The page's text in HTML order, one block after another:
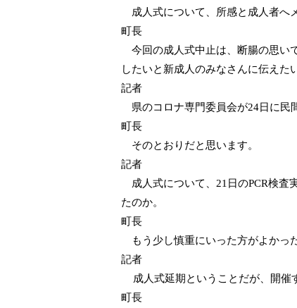
成人式について、所感と成人者へ
町長
今回の成人式中止は、断腸の思い
したいと新成人のみなさんに伝えた
記者
県のコロナ専門委員会が24日に民
町長
そのとおりだと思います。
記者
成人式について、 21 日のPCR検査
たのか。
町長
もう少し慎重にいった方がよかっ
記者
成人式延期ということだが、開催
町長